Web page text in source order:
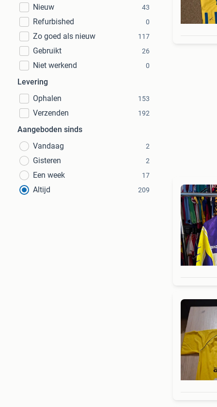
Nieuw
43
Refurbished 0
Zo goed als nieuw 117
Gebruikt 26
Niet werkend 0
Levering
Ophalen
153
Verzenden 192
Aangeboden sinds
Vandaag
2
Gisteren 2
Een week 17
Altijd 209